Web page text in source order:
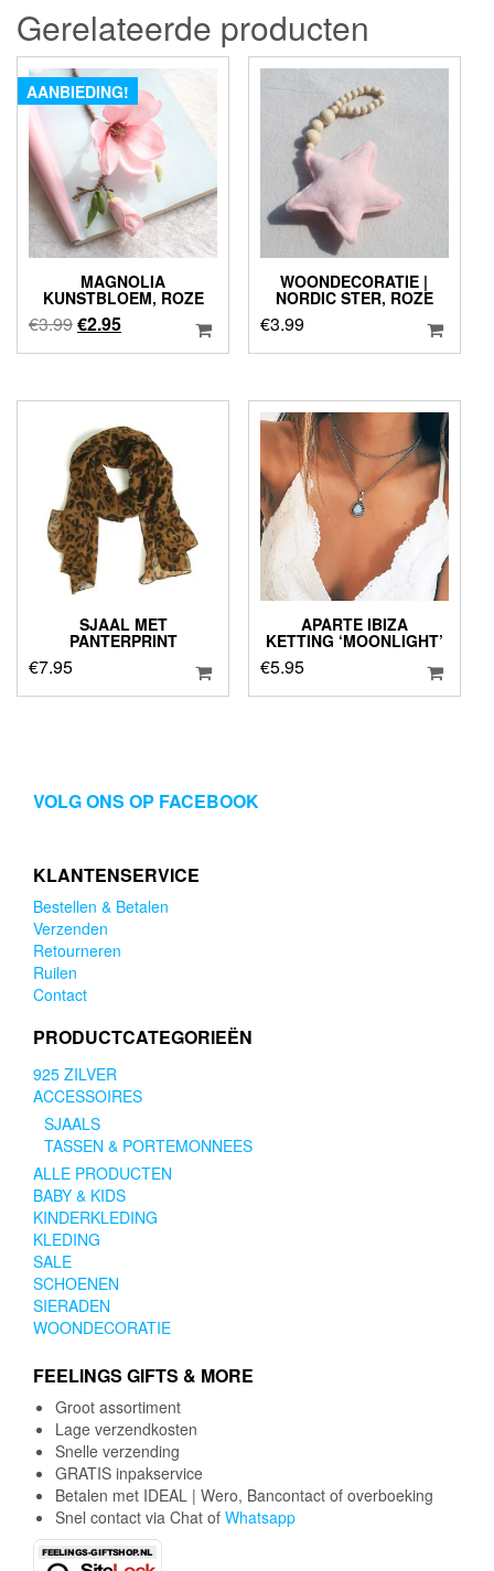
Gerelateerde producten
AANBIEDING!
MAGNOLIA
KUNSTBLOEM, ROZE
€3.99Oorspronkelijke
prijs
€3.99.
€2.95Huidige
prijs
€2.95.
WOONDECORATIE |
NORDIC STER, ROZE
€3.99
SJAAL MET
PANTERPRINT
€7.95
APARTE IBIZA
KETTING ‘MOONLIGHT’
€5.95
VOLG ONS OP FACEBOOK
KLANTENSERVICE
Bestellen & Betalen
Verzenden
Retourneren
Ruilen
Contact
PRODUCTCATEGORIEËN
925 ZILVER
ACCESSOIRES
SJAALS
TASSEN & PORTEMONNEES
ALLE PRODUCTEN
BABY & KIDS
KINDERKLEDING
KLEDING
SALE
SCHOENEN
SIERADEN
WOONDECORATIE
FEELINGS GIFTS & MORE
Groot assortiment
Lage verzendkosten
Snelle verzending
GRATIS inpakservice
Betalen met IDEAL | Wero, Bancontact of overboeking
Snel contact via Chat of Whatsapp